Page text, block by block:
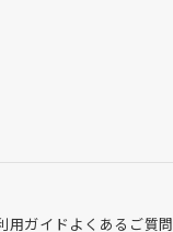
用ガイド よくあるご質問